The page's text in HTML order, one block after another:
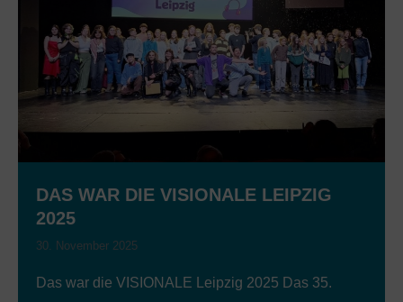
DAS WAR DIE VISIONALE LEIPZIG
2025
30. November 2025
Das war die VISIONALE Leipzig 2025 Das 35.